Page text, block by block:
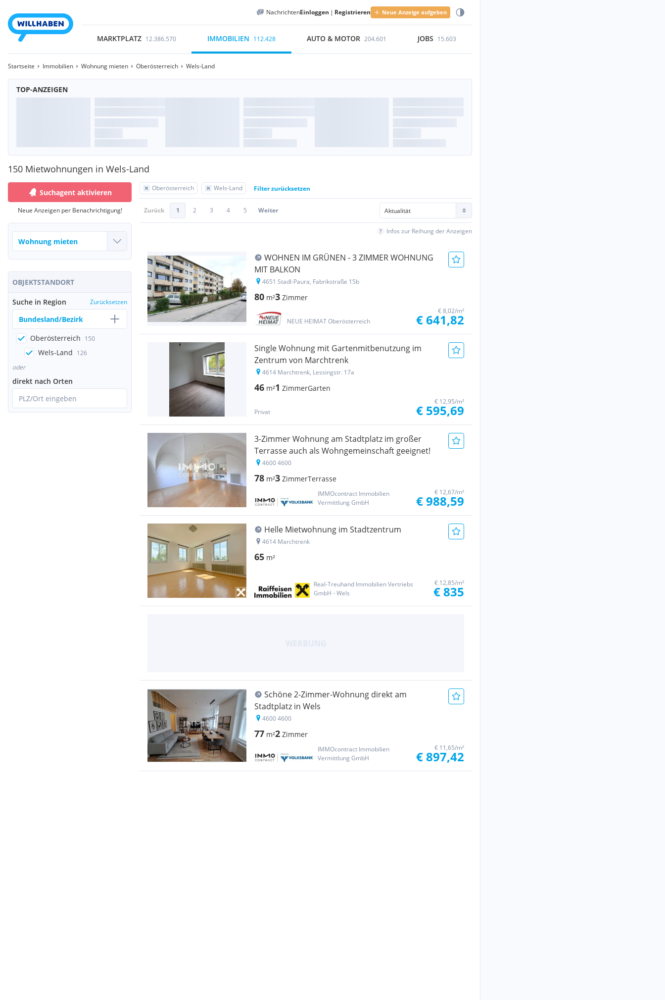
NachrichtenEinloggen | Registrieren Neue Anzeige aufgeben
MARKTPLATZ 12.386.570 IMMOBILIEN 112.428 AUTO & MOTOR 204.601 JOBS 15.603
Startseite Immobilien Wohnung mieten Oberösterreich Wels-Land
TOP-ANZEIGEN
150 Mietwohnungen in Wels-Land
Suchagent aktivieren
Neue Anzeigen per Benachrichtigung!
OBJEKTSTANDORT
Suche in Region Zurücksetzen
Bundesland/Bezirk
Oberösterreich 150
Wels-Land 126
oder
direkt nach Orten
PLZ/Ort eingeben
Oberösterreich Wels-Land Filter zurücksetzen
Zurück 1 2 3 4 5 Weiter
Infos zur Reihung der Anzeigen
WOHNEN IM GRÜNEN - 3 ZIMMER WOHNUNG
MIT BALKON
4651 Stadl-Paura, Fabrikstraße 15b
80 m²3 Zimmer
NEUE HEIMAT Oberösterreich
€ 8,02/m²
€ 641,82
Single Wohnung mit Gartenmitbenutzung im
Zentrum von Marchtrenk
4614 Marchtrenk, Lessingstr. 17a
46 m²1 ZimmerGarten
Privat
€ 12,95/m²
€ 595,69
3-Zimmer Wohnung am Stadtplatz im großer
Terrasse auch als Wohngemeinschaft geeignet!
4600 4600
78 m²3 ZimmerTerrasse
IMMOcontract Immobilien
Vermittlung GmbH
€ 12,67/m²
€ 988,59
Helle Mietwohnung im Stadtzentrum
4614 Marchtrenk
65 m²
Real-Treuhand Immobilien Vertriebs
GmbH - Wels
€ 12,85/m²
€ 835
Schöne 2-Zimmer-Wohnung direkt am
Stadtplatz in Wels
4600 4600
77 m²2 Zimmer
IMMOcontract Immobilien
Vermittlung GmbH
€ 11,65/m²
€ 897,42